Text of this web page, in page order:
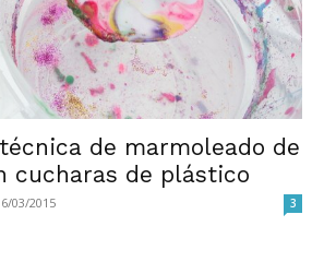
de marmoleado de
cucharas de plástico
03/2015 3